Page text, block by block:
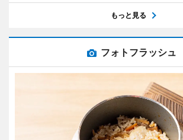
もっと見る
フォトフラッシュ